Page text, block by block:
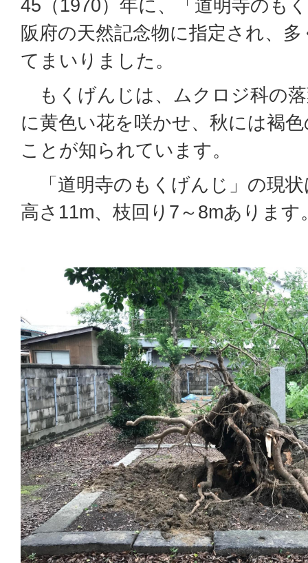
45（1970）年に、「道明寺のも
阪府の天然記念物に指定され、
てまいりました。
もくげんじは、ムクロジ科の
に黄色い花を咲かせ、秋には褐
ことが知られています。
「道明寺のもくげんじ」の現状
高さ11m、枝回り7～8mあります